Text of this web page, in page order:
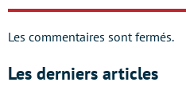
Les commentaires sont fermés.
Les derniers articles